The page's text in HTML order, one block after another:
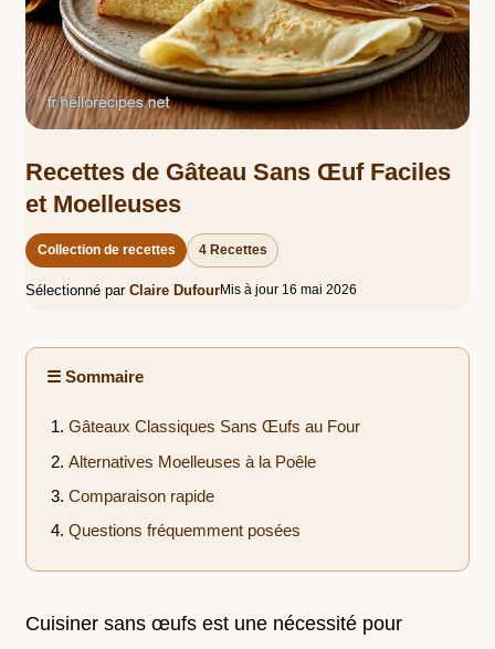
Recettes de Gâteau Sans Œuf Faciles
et Moelleuses
Collection de recettes 4 Recettes
Sélectionné par Claire DufourMis à jour 16 mai 2026
☰ Sommaire
Gâteaux Classiques Sans Œufs au Four
Alternatives Moelleuses à la Poêle
Comparaison rapide
Questions fréquemment posées
Cuisiner sans œufs est une nécessité pour